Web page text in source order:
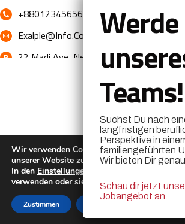
+880123456564
Exalple@info.com
22 Madi Ave, New York
Teams!
Suchst Du nach
langfristigen
Perspektive in
familiengeführten
Wir bieten Dir
Schau dir jetzt
Jobangebot an.
Wir verwenden Cookies, um dir die
unserer Website zu bieten.
In den Einstellungen
verwenden oder sie ausschalten.
Zustimmen